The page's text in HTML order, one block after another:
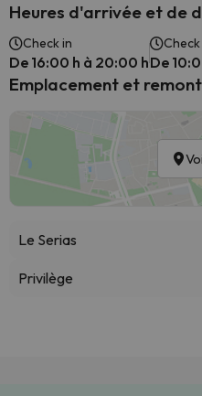
Heures d'arrivée et de
Check in
De 16:00 h à 20:00 hDe
Emplacement et
Le Serias
Privilège